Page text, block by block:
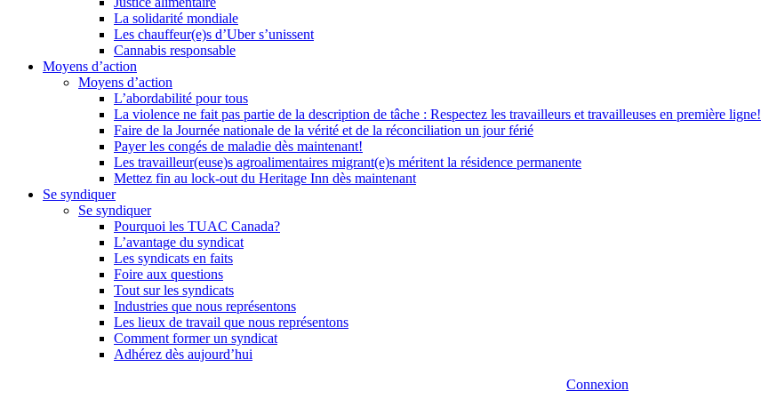
La solidarité mondiale
Les chauffeur(e)s d’Uber s’unissent
Cannabis responsable
Moyens d’action
Moyens d’action
L’abordabilité pour tous
La violence ne fait pas partie de la description de tâche : Respectez les travailleurs et travailleuses en première ligne!
Faire de la Journée nationale de la vérité et de la réconciliation un jour férié
Payer les congés de maladie dès maintenant!
Les travailleur(euse)s agroalimentaires migrant(e)s méritent la résidence permanente
Mettez fin au lock-out du Heritage Inn dès maintenant
Se syndiquer
Se syndiquer
Pourquoi les TUAC Canada?
L’avantage du syndicat
Les syndicats en faits
Foire aux questions
Tout sur les syndicats
Industries que nous représentons
Les lieux de travail que nous représentons
Comment former un syndicat
Adhérez dès aujourd’hui
Connexion